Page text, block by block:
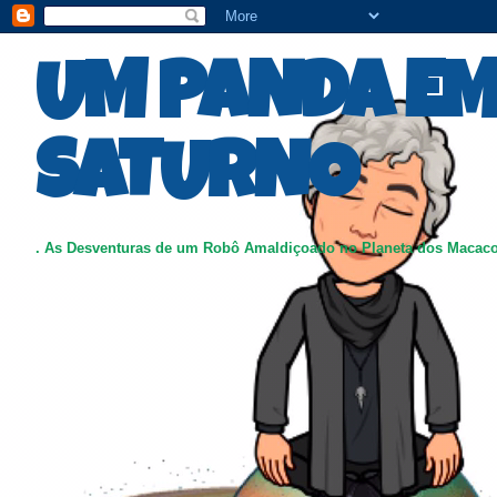
UM PANDA
SATURNO
. As Desventuras de um Robô Amaldiçoado no Planeta dos